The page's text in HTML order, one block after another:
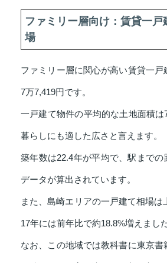
ファミリー層向け：賃貸一戸
場
ファミリー層に関心が高い賃貸一戸
7万7,419円です。
一戸建て物件の平均的な土地面積
暮らしにも適した広さと言えます。
築年数は22.4年が平均で、駅までの
データが算出されています。
また、島崎エリアの一戸建て相場は
17年には前年比で約18.8%増えました
なお、この地域では教科書に東京書